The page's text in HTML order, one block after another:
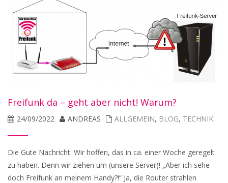
Freifunk da – geht aber nicht! Warum?
24/09/2022 ANDREAS ALLGEMEIN, BLOG, TECHNIK
Die Gute Nachricht: Wir hoffen, das in ca. einer Woche geregelt
zu haben. Denn wir ziehen um (unsere Server)! „Aber ich sehe
doch Freifunk an meinem Handy?!“ Ja, die Router strahlen